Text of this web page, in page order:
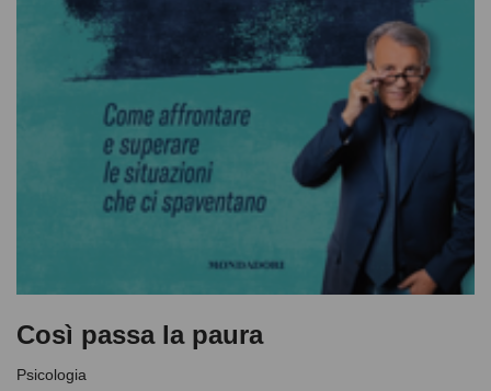
Così passa la paura
Psicologia